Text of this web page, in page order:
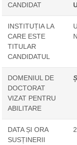
CANDIDAT
INSTITUȚIA LA
CARE ESTE
TITULAR
CANDIDATUL
DOMENIUL DE
DOCTORAT
VIZAT PENTRU
ABILITARE
DATA ȘI ORA
SUSȚINERII